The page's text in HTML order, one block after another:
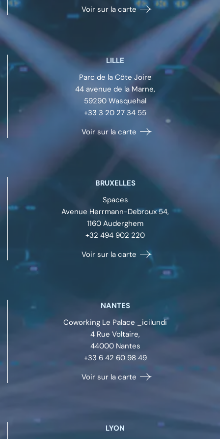
Voir sur la carte
LILLE
Parc de la Côte Joire
44 avenue de la Marne,
59290 Wasquehal
+33 3 20 27 34 55
Voir sur la carte
BRUXELLES
Spaces
Avenue Herrmann-Debroux 54,
1160 Auderghem
+32 494 902 220
Voir sur la carte
NANTES
Coworking Le Palace _icilundi
4 Rue Voltaire,
44000 Nantes
+33 6 42 60 98 49
Voir sur la carte
LYON